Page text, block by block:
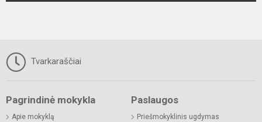
Tvarkaraščiai
Pagrindinė mokykla
Apie mokyklą
Paslaugos
Priešmokyklinis ugdymas